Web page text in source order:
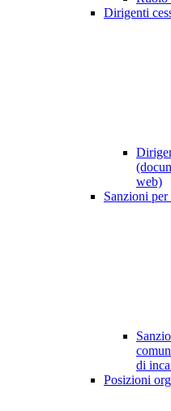
Dirigenti
web)
Sanzioni
di
Posizioni